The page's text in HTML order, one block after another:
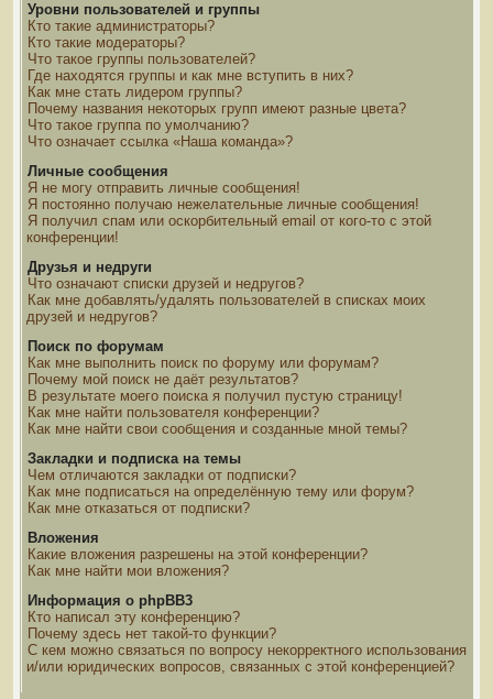
Уровни пользователей и группы
Кто такие администраторы?
Кто такие модераторы?
Что такое группы пользователей?
Где находятся группы и как мне вступить в них?
Как мне стать лидером группы?
Почему названия некоторых групп имеют разные цвета?
Что такое группа по умолчанию?
Что означает ссылка «Наша команда»?
Личные сообщения
Я не могу отправить личные сообщения!
Я постоянно получаю нежелательные личные сообщения!
Я получил спам или оскорбительный email от кого-то с этой
конференции!
Друзья и недруги
Что означают списки друзей и недругов?
Как мне добавлять/удалять пользователей в списках моих
друзей и недругов?
Поиск по форумам
Как мне выполнить поиск по форуму или форумам?
Почему мой поиск не даёт результатов?
В результате моего поиска я получил пустую страницу!
Как мне найти пользователя конференции?
Как мне найти свои сообщения и созданные мной темы?
Закладки и подписка на темы
Чем отличаются закладки от подписки?
Как мне подписаться на определённую тему или форум?
Как мне отказаться от подписки?
Вложения
Какие вложения разрешены на этой конференции?
Как мне найти мои вложения?
Информация о phpBB3
Кто написал эту конференцию?
Почему здесь нет такой-то функции?
С кем можно связаться по вопросу некорректного использования
и/или юридических вопросов, связанных с этой конференцией?